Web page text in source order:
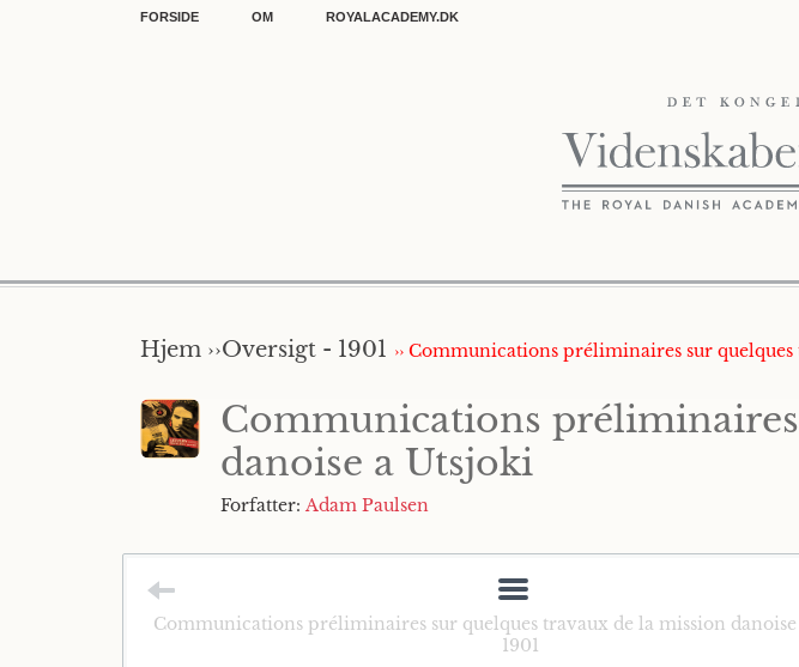
FORSIDE OM ROYALACADEMY.DK
Hjem ››Oversigt - 1901 ›› Communications préliminaires sur
Communications
danoise a Utsjoki
Forfatter: Adam Paulsen
Communications préliminaires sur quelques travaux de la mission
1901